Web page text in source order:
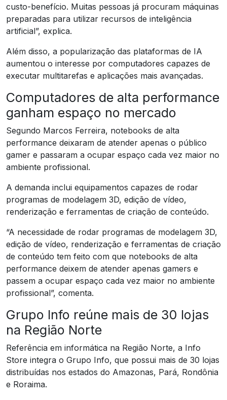
custo-benefício. Muitas pessoas já procuram máquinas
preparadas para utilizar recursos de inteligência
artificial”, explica.
Além disso, a popularização das plataformas de IA
aumentou o interesse por computadores capazes de
executar multitarefas e aplicações mais avançadas.
Computadores de alta performance
ganham espaço no mercado
Segundo Marcos Ferreira, notebooks de alta
performance deixaram de atender apenas o público
gamer e passaram a ocupar espaço cada vez maior no
ambiente profissional.
A demanda inclui equipamentos capazes de rodar
programas de modelagem 3D, edição de vídeo,
renderização e ferramentas de criação de conteúdo.
“A necessidade de rodar programas de modelagem 3D,
edição de vídeo, renderização e ferramentas de criação
de conteúdo tem feito com que notebooks de alta
performance deixem de atender apenas gamers e
passem a ocupar espaço cada vez maior no ambiente
profissional”, comenta.
Grupo Info reúne mais de 30 lojas
na Região Norte
Referência em informática na Região Norte, a Info
Store integra o Grupo Info, que possui mais de 30 lojas
distribuídas nos estados do Amazonas, Pará, Rondônia
e Roraima.